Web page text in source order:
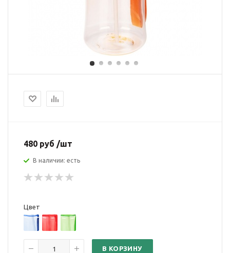
480 руб /шт
В наличии: есть
Цвет
В КОРЗИНУ